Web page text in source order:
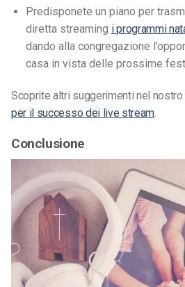
Predisponete un piano per
diretta streaming i programmi
dando alla congregazione
casa in vista delle prossime
Scoprite altri suggerimenti nel
per il successo dei live stream
Conclusione